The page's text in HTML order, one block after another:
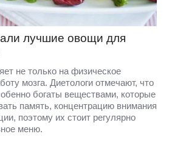
лучшие овощи для
не только на физическое
мозга. Диетологи отмечают, что
богаты веществами, которые
память, концентрацию внимания
поэтому их стоит регулярно
меню.